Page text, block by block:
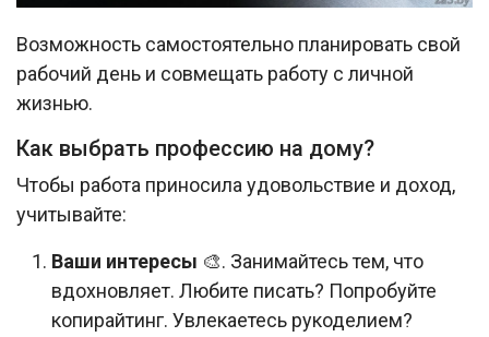
Возможность самостоятельно планировать свой
рабочий день и совмещать работу с личной
жизнью.
Как выбрать профессию на дому?
Чтобы работа приносила удовольствие и доход,
учитывайте:
Ваши интересы 🎨. Занимайтесь тем, что
вдохновляет. Любите писать? Попробуйте
копирайтинг. Увлекаетесь рукоделием?